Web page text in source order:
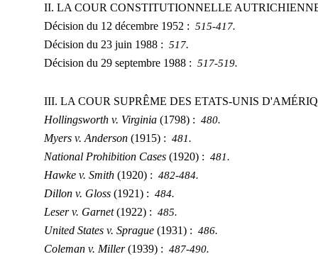
II. LA COUR CONSTITUTIONNELLE
Décision du 12 décembre 1952 : 515-417.
Décision du 23 juin 1988 : 517.
Décision du 29 septembre 1988 : 517-519.
III. LA COUR SUPRÊME DES ETATS-UNIS
Hollingsworth v. Virginia (1798) : 480.
Myers v. Anderson (1915) : 481.
National Prohibition Cases (1920) : 481.
Hawke v. Smith (1920) : 482-484.
Dillon v. Gloss (1921) : 484.
Leser v. Garnet(1922) : 485.
United States v. Sprague (1931) : 486.
Coleman v. Miller(1939) : 487-490.